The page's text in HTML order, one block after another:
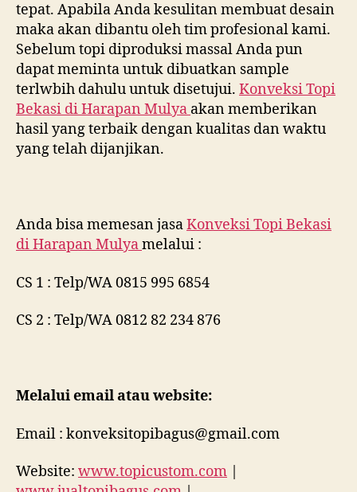
tepat. Apabila Anda kesulitan membuat desain
maka akan dibantu oleh tim profesional kami.
Sebelum topi diproduksi massal Anda pun
dapat meminta untuk dibuatkan sample
terlwbih dahulu untuk disetujui. Konveksi Topi
Bekasi diHarapan Mulya akan memberikan
hasil yang terbaik dengan kualitas dan waktu
yang telah dijanjikan.
Anda bisa memesan jasaKonveksi Topi Bekasi
diHarapan Mulyamelalui :
CS 1 : Telp/WA 0815 995 6854
CS 2 : Telp/WA 0812 82 234 876
Melalui email atau website:
Email : konveksitopibagus@gmail.com
Website: www.topicustom.com